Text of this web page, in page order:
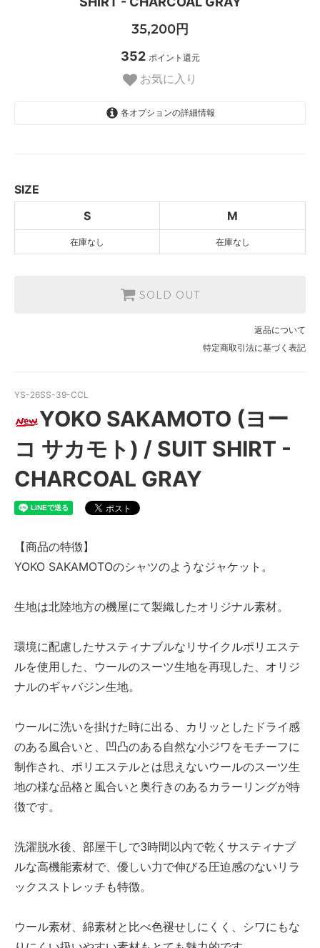
35,200円
352 ポイント還元
お気に入り
各オプションの詳細情報
SIZE
S
M
在庫なし 在庫なし
SOLD OUT
返品について
特定商取引法に基づく表記
YS-26SS-39-CCL
YOKO SAKAMOTO (ヨー
コ サカモト) / SUIT SHIRT -
CHARCOAL GRAY
【商品の特徴】
YOKO SAKAMOTOのシャツのようなジャケット。
生地は北陸地方の機屋にて製織したオリジナル素材。
環境に配慮したサスティナブルなリサイクルポリエステ
ルを使用した、ウールのスーツ生地を再現した、オリジ
ナルのギャバジン生地。
ウールに洗いを掛けた時に出る、カリッとしたドライ感
のある風合いと、凹凸のある自然な小ジワをモチーフに
制作され、ポリエステルとは思えないウールのスーツ生
地の様な品格と風合いと奥行きのあるカラーリングが特
徴です。
洗濯脱水後、部屋干しで3時間以内で乾くサスティナブ
ルな高機能素材で、優しい力で伸びる圧迫感のないリラ
ックスストレッチも特徴。
ウール素材、綿素材と比べ色褪せしにくく、シワにもな